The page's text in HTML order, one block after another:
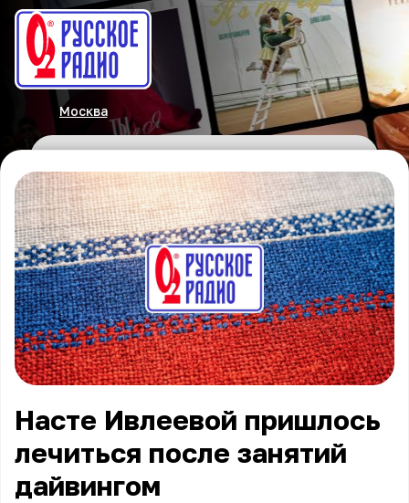
Москва
Насте Ивлеевой пришлось
лечиться после занятий
дайвингом